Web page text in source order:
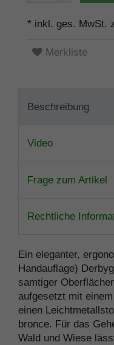
* inkl. ges. MwSt.
Merkliste
Beschreibung
Video
Frage zum Artikel
Rechtliche
Ein eleganter,
Handauflage)
samtiger
aufgesetzt mit
einen
bronce. Für das
Wald und Wiese